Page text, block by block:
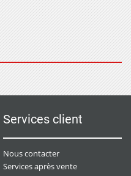
Services client
Nous contacter
Services après vente